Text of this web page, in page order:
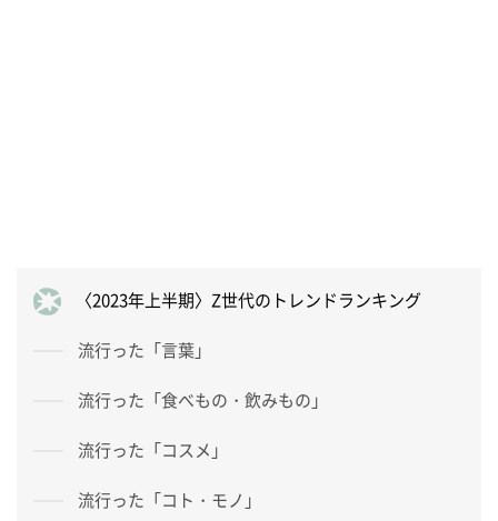
〈2023年上半期〉Z世代のトレンドランキング
流行った「言葉」
流行った「食べもの・飲みもの」
流行った「コスメ」
流行った「コト・モノ」